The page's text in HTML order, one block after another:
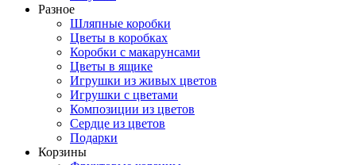
Разное
Шляпные коробки
Цветы в коробках
Коробки с макарунсами
Цветы в ящике
Игрушки из живых цветов
Игрушки с цветами
Композиции из цветов
Сердце из цветов
Подарки
Корзины